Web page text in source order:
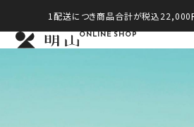
1配送につき商品合計が税込22,000
ONLINE SHOP